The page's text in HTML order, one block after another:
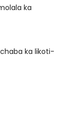
ka
ka likoti-